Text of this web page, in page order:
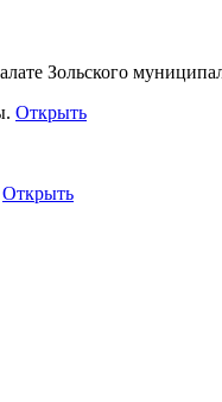
Зольского
Открыть
Открыть